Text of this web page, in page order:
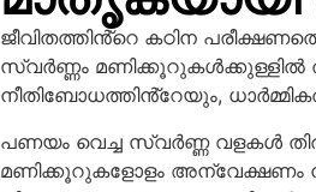
ജീവിതത്തിൻ്റെ കഠിന
സ്വർണ്ണം മണിക്കൂറുകൾക്കുള്ളിൽ
നീതിബോധത്തിൻ്റേയും,
പണയം വെച്ച സ്വർണ്ണ വളകൾ
മണിക്കൂറുകളോളം അന്വേക്ഷണം